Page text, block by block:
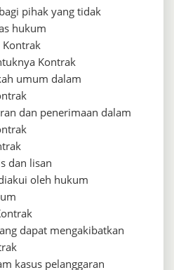
pihak yang tidak
hukum
Kontrak
Kontrak
umum dalam
dan penerimaan dalam
dan lisan
oleh hukum
dapat mengakibatkan
kasus pelanggaran